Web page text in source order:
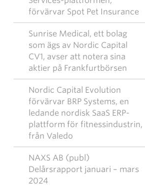
förvärvar Spot Pet Insurance
Sunrise Medical, ett bolag
som ägs av Nordic Capital
CV1, avser att notera sina
aktier på Frankfurtbörsen
Nordic Capital Evolution
förvärvar BRP Systems, en
ledande nordisk SaaS ERP-
plattform för fitnessindustrin,
från Valedo
NAXS AB (publ)
Delårsrapport januari – mars
2024